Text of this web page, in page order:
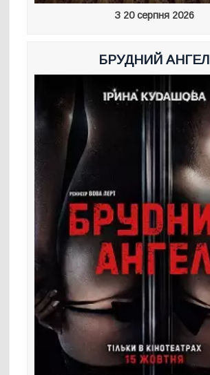
З 20 серпня 2026
БРУДНИЙ АНГЕЛ